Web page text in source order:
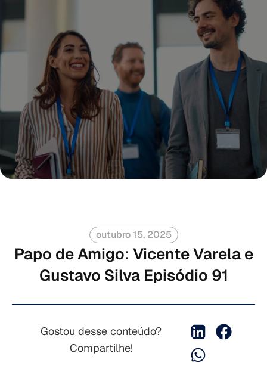
outubro 15, 2025
Papo de Amigo: Vicente Varela e
Gustavo Silva Episódio 91
Gostou desse conteúdo?
Compartilhe!